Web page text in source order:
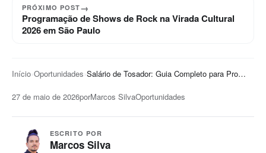
PRÓXIMO POST→
Programação de Shows de Rock na Virada Cultural
2026 em São Paulo
Início Oportunidades Salário de Tosador: Guia Completo para Profissionais da Área
27 de maio de 2026porMarcos SilvaOportunidades
ESCRITO POR
Marcos Silva